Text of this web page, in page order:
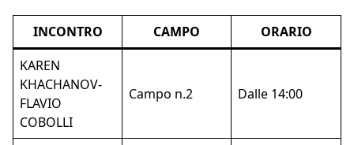
INCONTRO CAMPO
ORARIO
KAREN
KHACHANOV-
FLAVIO
COBOLLI
Campo n.2 Dalle 14:00